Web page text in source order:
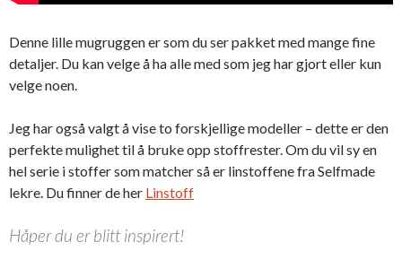
Denne lille mugruggen er som du ser pakket med mange fine
detaljer. Du kan velge å ha alle med som jeg har gjort eller kun
velge noen.
Jeg har også valgt å vise to forskjellige modeller – dette er den
perfekte mulighet til å bruke opp stoffrester. Om du vil sy en
hel serie i stoffer som matcher så er linstoffene fra Selfmade
lekre. Du finner de her Linstoff
Håper du er blitt inspirert!